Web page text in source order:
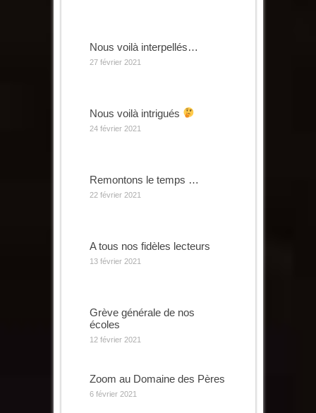
Nous voilà interpellés…
27 février 2021
Nous voilà intrigués
24 février 2021
Remontons le temps …
22 février 2021
A tous nos fidèles lecteurs
13 février 2021
Grève générale de nos
écoles
12 février 2021
Zoom au Domaine des Pères
6 février 2021